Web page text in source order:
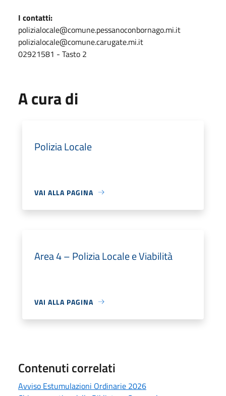
I contatti:
polizialocale@comune.pessanoconbornago.mi.it
polizialocale@comune.carugate.mi.it
02921581 - Tasto 2
A cura di
Polizia Locale
VAI ALLA PAGINA
Area 4 – Polizia Locale e Viabilità
VAI ALLA PAGINA
Contenuti correlati
Avviso Estumulazioni Ordinarie 2026